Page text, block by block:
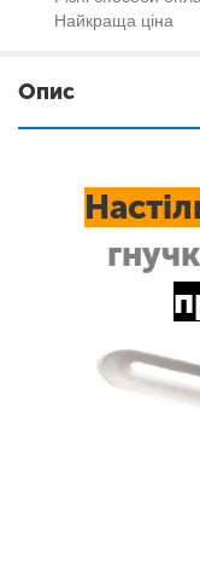
Найкраща ціна
Опис